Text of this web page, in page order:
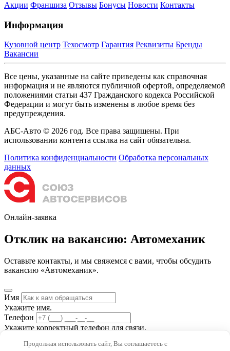
Акции Франшиза Отзывы Бонусы Новости Контакты
Информация
Кузовной центр Техосмотр Гарантия Реквизиты Бренды
Вакансии
Все цены, указанные на сайте приведены как справочная
информация и не являются публичной офертой, определяемой
положениями статьи 437 Гражданского кодекса Российской
Федерации и могут быть изменены в любое время без
предупреждения.
АБС-Авто © 2026 год. Все права защищены. При
использовании контента ссылка на сайт обязательна.
Политика конфиденциальности Обработка персональных
данных
Онлайн-заявка
Отклик на вакансию: Автомеханик
Оставьте контакты, и мы свяжемся с вами, чтобы обсудить
вакансию «Автомеханик».
Имя
Укажите имя.
Телефон
Укажите корректный телефон для связи.
Продолжая использовать сайт, Вы соглашаетесь с